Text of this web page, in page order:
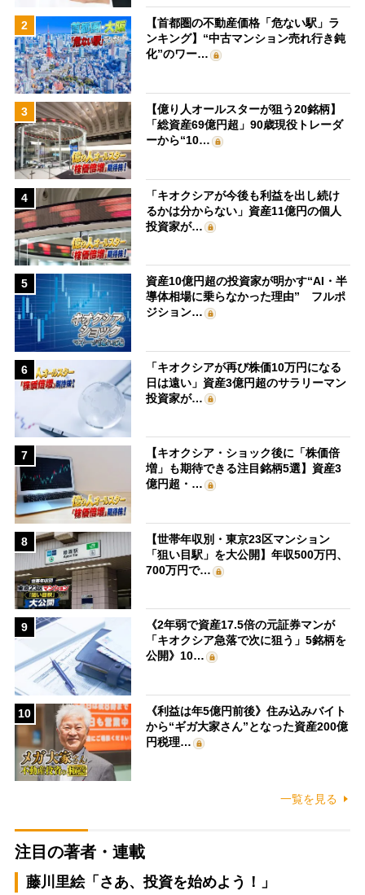
2
【首都圏の不動産価格「危ない駅」ラ
ンキング】“中古マンション売れ行き鈍
化”のワー…
3
【億り人オールスターが狙う20銘柄】
「総資産69億円超」90歳現役トレーダ
ーから“10…
4
「キオクシアが今後も利益を出し続け
るかは分からない」資産11億円の個人
投資家が…
5
資産10億円超の投資家が明かす“AI・半
導体相場に乗らなかった理由” フルポ
ジション…
6
「キオクシアが再び株価10万円になる
日は遠い」資産3億円超のサラリーマン
投資家が…
7
【キオクシア・ショック後に「株価倍
増」も期待できる注目銘柄5選】資産3
億円超・…
8
【世帯年収別・東京23区マンション
「狙い目駅」を大公開】年収500万円、
700万円で…
9
《2年弱で資産17.5倍の元証券マンが
「キオクシア急落で次に狙う」5銘柄を
公開》10…
10
《利益は年5億円前後》住み込みバイト
から“ギガ大家さん”となった資産200億
円税理…
一覧を見る
注目の著者・連載
藤川里絵「さあ、投資を始めよう！」